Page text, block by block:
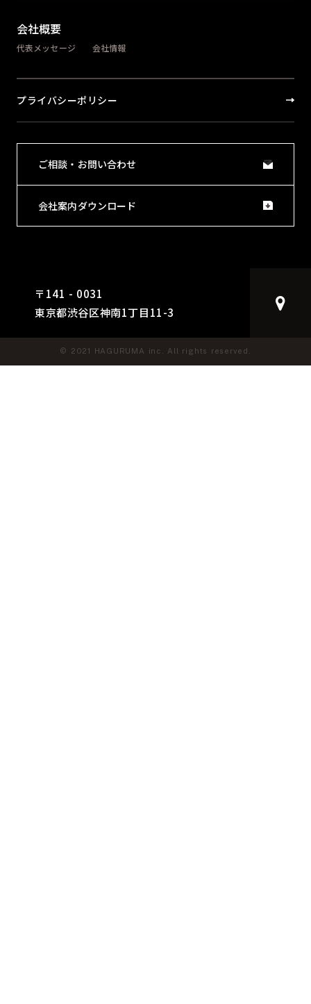
会社概要
代表メッセージ 会社情報
プライバシーポリシー
ご相談・お問い合わせ
会社案内ダウンロード
〒141 - 0031
東京都渋谷区神南1丁目11-3
© 2021 HAGURUMA inc. All rights reserved.